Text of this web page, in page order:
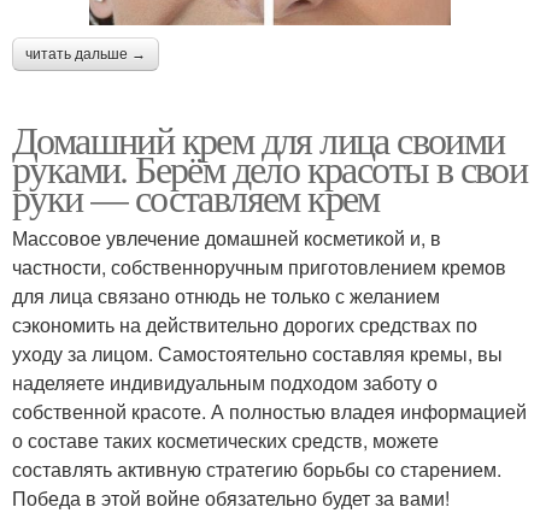
читать дальше →
Домашний крем для лица своими
руками. Берём дело красоты в свои
руки — составляем крем
Массовое увлечение домашней косметикой и, в
частности, собственноручным приготовлением кремов
для лица связано отнюдь не только с желанием
сэкономить на действительно дорогих средствах по
уходу за лицом. Самостоятельно составляя кремы, вы
наделяете индивидуальным подходом заботу о
собственной красоте. А полностью владея информацией
о составе таких косметических средств, можете
составлять активную стратегию борьбы со старением.
Победа в этой войне обязательно будет за вами!